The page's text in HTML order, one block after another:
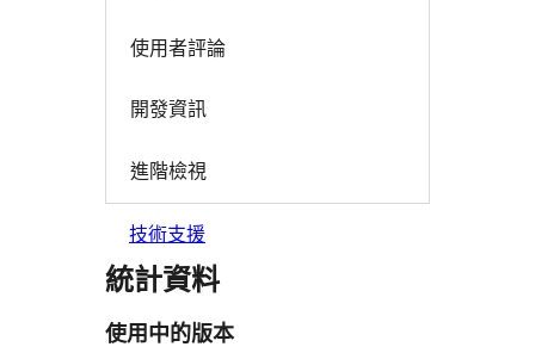
使用者評論
開發資訊
進階檢視
技術支援
統計資料
使用中的版本